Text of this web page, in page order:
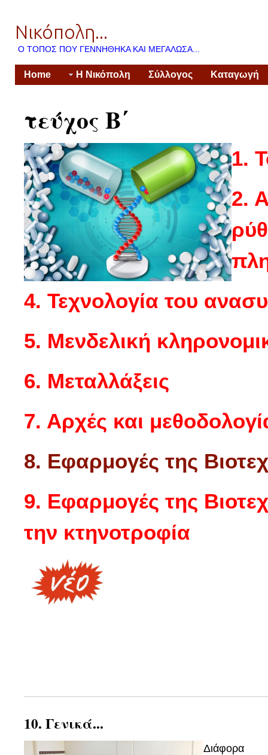
Νικόπολη...
Ο ΤΌΠΟΣ ΠΟΥ ΓΕΝΝΉΘΗΚΑ ΚΑΙ ΜΕΓΆΛΩΣΑ...
Home Η Νικόπολη Σύλλογος Καταγωγή
τεύχος Β΄
1.
2.
4. Τεχνολογία του
5. Μενδελική
6. Μεταλλάξεις
7. Αρχές και
8. Εφαρμογές της
9. Εφαρμογές της
την κτηνοτροφία
10. Γενικά...
Διάφορα